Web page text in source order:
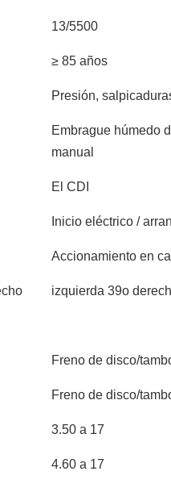
13/5500
≥ 85 años
Presión,
Embrague húmedo
manual
El CDI
Inicio eléctrico /
Accionamiento en
izquierda 39o
Freno de disco/
Freno de disco/
3.50 a 17
4.60 a 17